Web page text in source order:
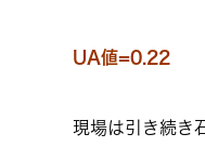
UA値=0.22
現場は引き続き